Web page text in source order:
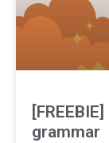
grammar